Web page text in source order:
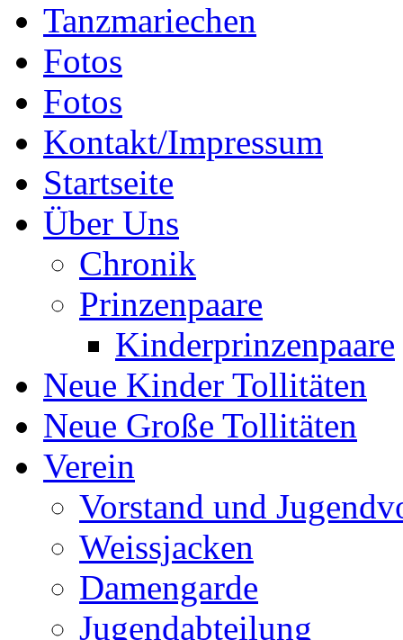
Tanzmariechen
Fotos
Fotos
Kontakt/Impressum
Startseite
Über Uns
Chronik
Prinzenpaare
Kinderprinzenpaare
Neue Kinder Tollitäten
Neue Große Tollitäten
Verein
Vorstand und
Weissjacken
Damengarde
Jugendabteilung